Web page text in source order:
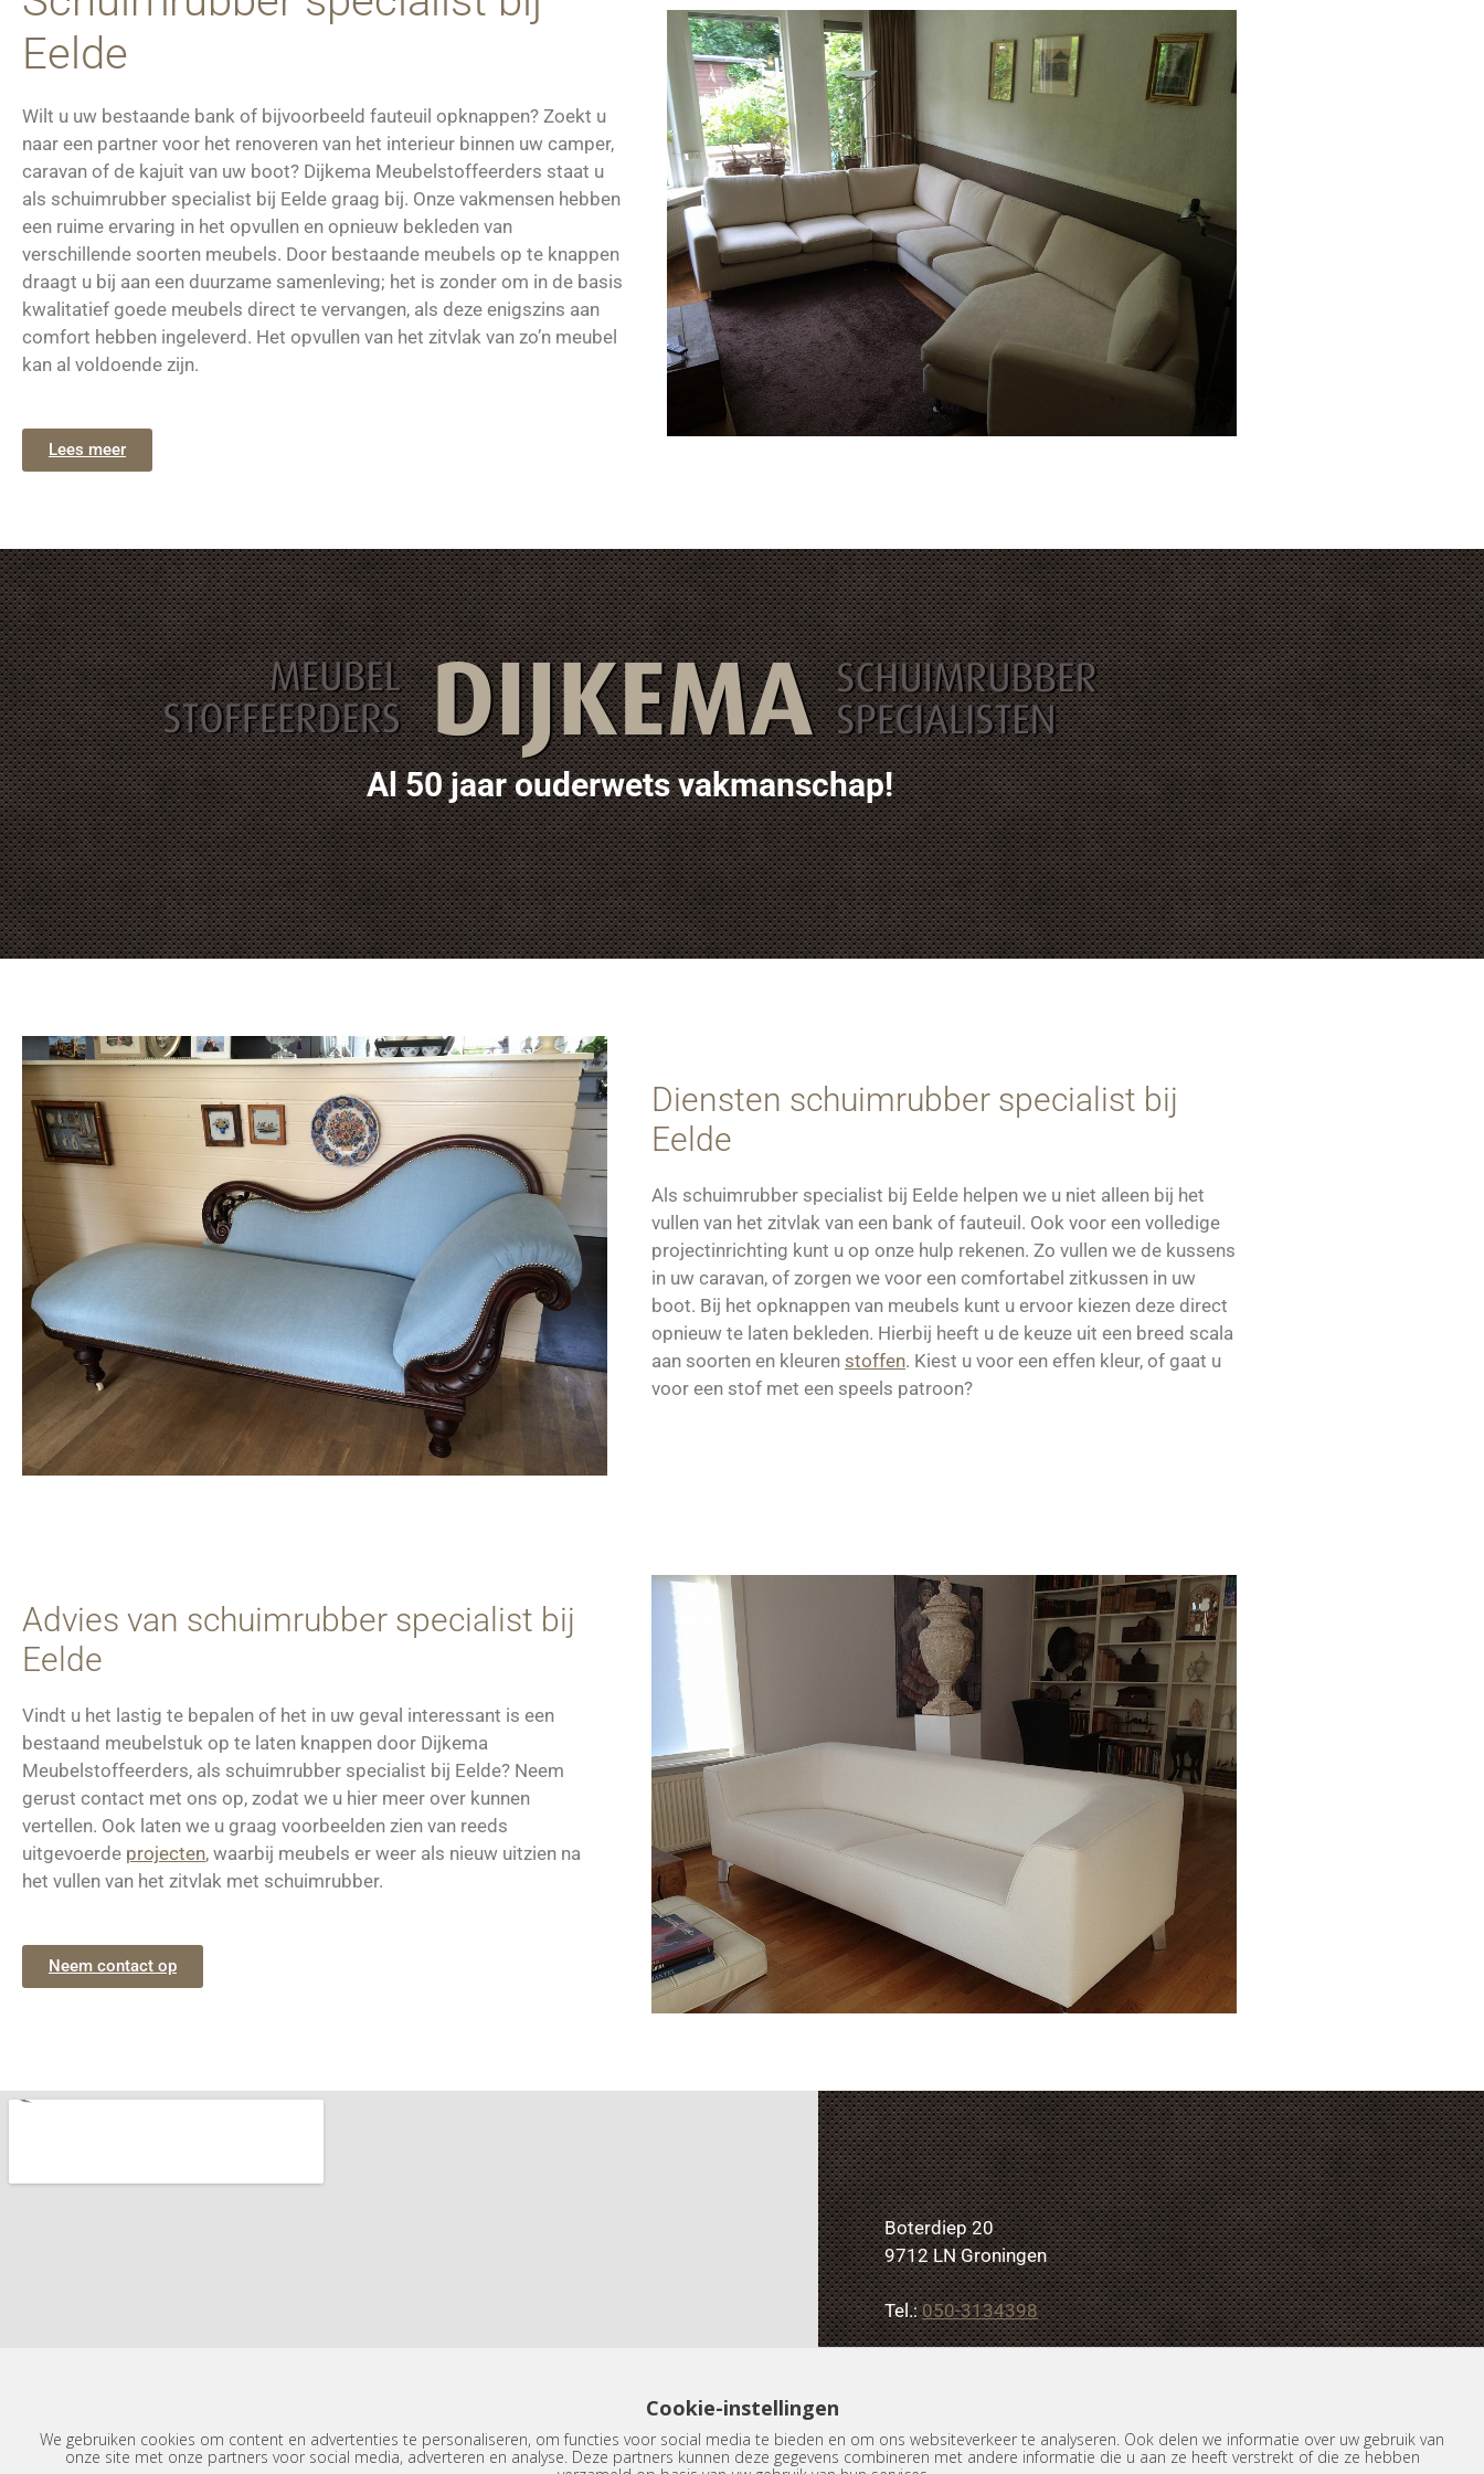
Eelde
Wilt u uw bestaande bank of bijvoorbeeld fauteuil opknappen? Zoekt u
naar een partner voor het renoveren van het interieur binnen uw camper,
caravan of de kajuit van uw boot? Dijkema Meubelstoffeerders staat u
als schuimrubber specialist bij Eelde graag bij. Onze vakmensen hebben
een ruime ervaring in het opvullen en opnieuw bekleden van
verschillende soorten meubels. Door bestaande meubels op te knappen
draagt u bij aan een duurzame samenleving; het is zonder om in de basis
kwalitatief goede meubels direct te vervangen, als deze enigszins aan
comfort hebben ingeleverd. Het opvullen van het zitvlak van zo’n meubel
kan al voldoende zijn.
Lees meer
Al 50 jaar ouderwets vakmanschap!
Diensten schuimrubber specialist bij
Eelde
Als schuimrubber specialist bij Eelde helpen we u niet alleen bij het
vullen van het zitvlak van een bank of fauteuil. Ook voor een volledige
projectinrichting kunt u op onze hulp rekenen. Zo vullen we de kussens
in uw caravan, of zorgen we voor een comfortabel zitkussen in uw
boot. Bij het opknappen van meubels kunt u ervoor kiezen deze direct
opnieuw te laten bekleden. Hierbij heeft u de keuze uit een breed scala
aan soorten en kleuren stoffen. Kiest u voor een effen kleur, of gaat u
voor een stof met een speels patroon?
Advies van schuimrubber specialist bij
Eelde
Vindt u het lastig te bepalen of het in uw geval interessant is een
bestaand meubelstuk op te laten knappen door Dijkema
Meubelstoffeerders, als schuimrubber specialist bij Eelde? Neem
gerust contact met ons op, zodat we u hier meer over kunnen
vertellen. Ook laten we u graag voorbeelden zien van reeds
uitgevoerde projecten, waarbij meubels er weer als nieuw uitzien na
het vullen van het zitvlak met schuimrubber.
Neem contact op
Boterdiep 20
9712 LN Groningen
Tel.:050-3134398
Cookie-instellingen
We gebruiken cookies om content en advertenties te personaliseren, om functies voor social media te bieden en om ons websiteverkeer te analyseren. Ook delen we informatie over uw gebruik van
onze site met onze partners voor social media, adverteren en analyse. Deze partners kunnen deze gegevens combineren met andere informatie die u aan ze heeft verstrekt of die ze hebben